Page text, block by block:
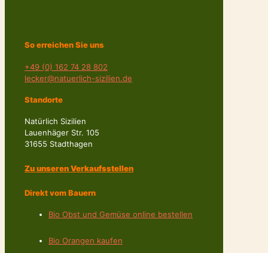
So erreichen Sie uns
+49 (0) 162 74 28 802
lecker@natuerlich-sizilien.de
Standorte
Natürlich Sizilien
Lauenhäger Str. 105
31655 Stadthagen
Zu unseren Verkaufsstellen
Direkt vom Bauern
Bio Obst und Gemüse online bestellen
Bio Orangen kaufen